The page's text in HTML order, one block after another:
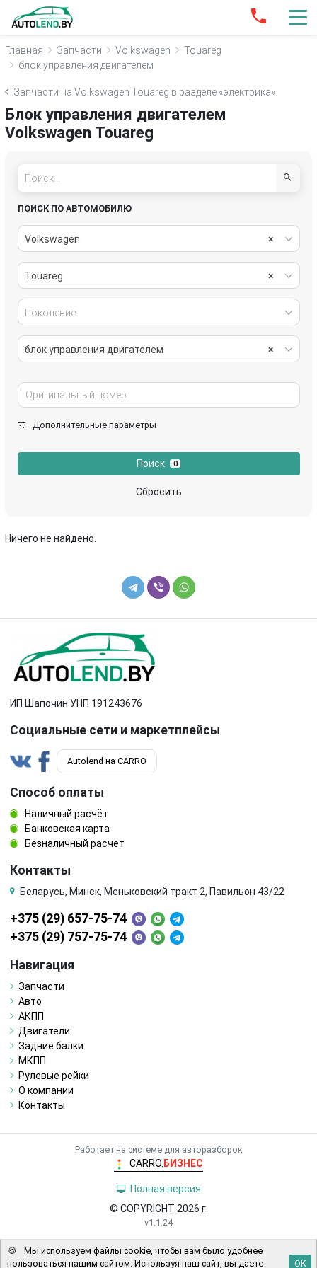
Главная Запчасти Volkswagen
Touareg
блок управления двигателем
Запчасти на Volkswagen Touareg в разделе «электрика»
Блок управления двигателем
Volkswagen Touareg
ПОИСК ПО АВТОМОБИЛЮ
×
Volkswagen
×
Touareg
Поколение
×
блок управления двигателем
Дополнительные параметры
Поиск 0
Сбросить
Ничего не найдено.
ИП Шапочин УНП 191243676
Социальные сети и маркетплейсы
Autolend на CARRO
Способ оплаты
Наличный расчёт
Банковская карта
Безналичный расчёт
Контакты
Беларусь, Минск, Меньковский тракт 2, Павильон 43/22
+375 (29) 657-75-74
+375 (29) 757-75-74
Навигация
Запчасти
Авто
АКПП
Двигатели
Задние балки
МКПП
Рулевые рейки
О компании
Контакты
Работает на системе для авторазборок
CARRO. БИЗНЕС
Полная версия
© COPYRIGHT 2026 г.
v1.1.24
🍪
Мы используем файлы cookie, чтобы вам было удобнее
пользоваться нашим сайтом. Используя наш сайт, вы даете
OK